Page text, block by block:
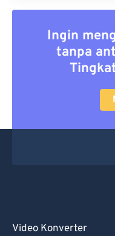
Ingin
tanpa
Video Konverter